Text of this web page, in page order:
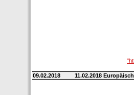
09.02.2018 11.02.2018